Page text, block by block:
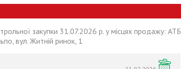
закупки 31.07.2026 р. у місцях продажу: АТБ,
вул. Житній ринок, 1